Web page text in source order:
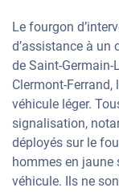
Le fourgon
d’assistance à un
de Saint-Germain-
Clermont-Ferrand,
véhicule léger.
signalisation,
déployés sur le
hommes en jaune
véhicule. Ils ne